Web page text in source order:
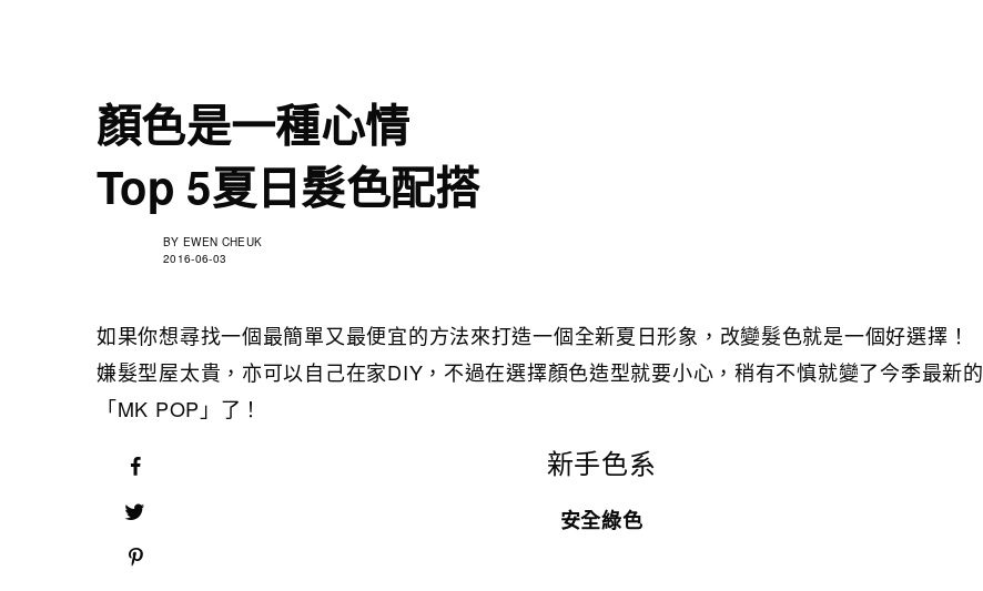
顏色是一種心情
Top 5夏日髮色配搭
BY EWEN CHEUK
2016-06-03
如果你想尋找一個最簡單又最便宜的方法來打造一個全新夏日形象，改變髮色就是一個好選擇！
嫌髮型屋太貴，亦可以自己在家DIY，不過在選擇顏色造型就要小心，稍有不慎就變了今季最新的
「MK POP」了！
新手色系
安全綠色